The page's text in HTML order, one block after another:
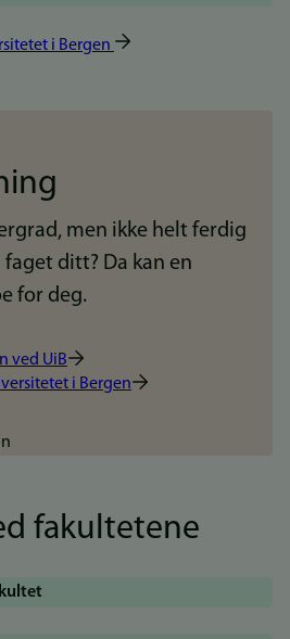
i Bergen
men ikke helt ferdig
ditt? Da kan en
for deg.
ved UiB
i Bergen
fakultetene